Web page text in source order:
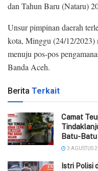
dan Tahun Baru (Nataru)
Unsur pimpinan daerah
kota, Minggu (24/12/
menuju pos-pos
Banda Aceh.
Berita Terkait
Camat
Batu-Batu
3 AGUSTUS
‎Istri Polisi